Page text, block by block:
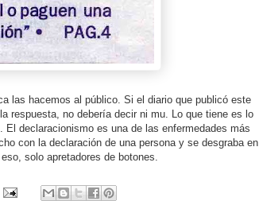
las hacemos al público. Si el diario que publicó este
respuesta, no debería decir ni mu. Lo que tiene es lo
declaracionismo es una de las enfermedades más
con la declaración de una persona y se desgraba en
solo apretadores de botones.